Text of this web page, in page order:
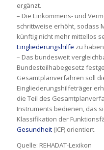
ergänzt.
– Die Einkommens- und
schrittweise erhöht, sodass
künftig nicht mehr mittellos
Eingliederungshilfe zu
– Das bundesweit
Bundesteilhabegesetz
Gesamtplanverfahren soll
Eingliederungshilfeträger
die Teil des
Instruments bedienen, das
Klassifikation der
Gesundheit(ICF) orientiert.
Quelle: REHADAT-Lexikon